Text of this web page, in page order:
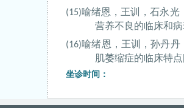
(15)喻绪恩，王训，石永光
营养不良的临床和
(16)喻绪恩，王训，孙丹
肌萎缩症的临床特点
坐诊时间：